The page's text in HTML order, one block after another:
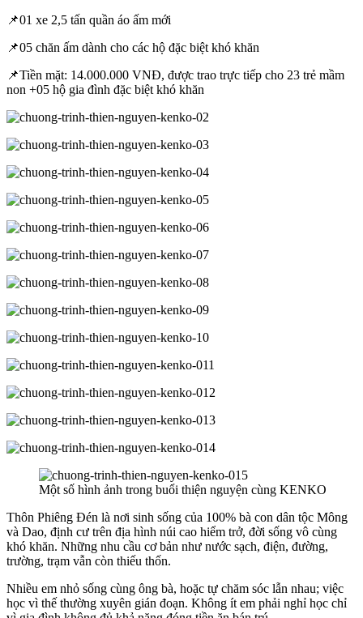
📌01 xe 2,5 tấn quần áo ấm mới
📌05 chăn ấm dành cho các hộ đặc biệt khó khăn
📌Tiền mặt: 14.000.000 VNĐ, được trao trực tiếp cho 23 trẻ mầm
non +05 hộ gia đình đặc biệt khó khăn
Một số hình ảnh trong buổi thiện nguyện cùng KENKO
Thôn Phiêng Đén là nơi sinh sống của 100% bà con dân tộc Mông
và Dao, định cư trên địa hình núi cao hiểm trở, đời sống vô cùng
khó khăn. Những nhu cầu cơ bản như nước sạch, điện, đường,
trường, trạm vẫn còn thiếu thốn.
Nhiều em nhỏ sống cùng ông bà, hoặc tự chăm sóc lẫn nhau; việc
học vì thế thường xuyên gián đoạn. Không ít em phải nghỉ học chỉ